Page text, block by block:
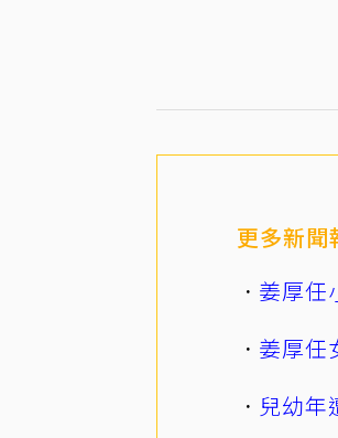
更多新聞
姜厚任
姜厚任
兒幼年